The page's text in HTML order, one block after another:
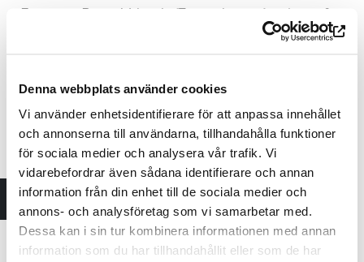
Denna webbplats använder cookies
Vi använder enhetsidentifierare för att anpassa innehållet
och annonserna till användarna, tillhandahålla funktioner
för sociala medier och analysera vår trafik. Vi
vidarebefordrar även sådana identifierare och annan
information från din enhet till de sociala medier och
annons- och analysföretag som vi samarbetar med.
Dessa kan i sin tur kombinera informationen med annan
information som du har tillhandahållit eller som de har
Esiintyjät: Reima Välimäki (Turun yliopisto) ja Aura of
Anna Nekrassova,
Lisätiedot:
Anu Juva
anu.juva@turkubusinessregion.com
+358 500 535 371
Kulttuurikampus Turku on voimakkaasti vaikuttava
kulttuurialan verkosto, joka edistää strategisesti alan
koulutusta, tutkimusta, yritystoimintaa ja yhteistyötä